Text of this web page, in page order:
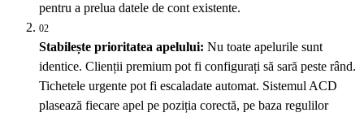
pentru a prelua datele de cont existente.
02
Stabilește prioritatea apelului: Nu toate apelurile sunt
identice. Clienții premium pot fi configurați să sară peste rând.
Tichetele urgente pot fi escaladate automat. Sistemul ACD
plasează fiecare apel pe poziția corectă, pe baza regulilor